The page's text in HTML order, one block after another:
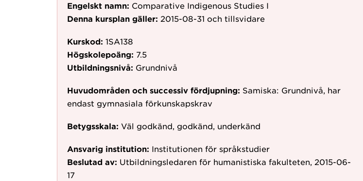
Engelskt namn: Comparative Indigenous Studies I
Denna kursplan gäller: 2015-08-31 och tillsvidare
Kurskod: 1SA138
Högskolepoäng: 7.5
Utbildningsnivå: Grundnivå
Huvudområden och successiv fördjupning: Samiska: Grundnivå, har
endast gymnasiala förkunskapskrav
Betygsskala: Väl godkänd, godkänd, underkänd
Ansvarig institution: Institutionen för språkstudier
Beslutad av: Utbildningsledaren för humanistiska fakulteten, 2015-06-
17